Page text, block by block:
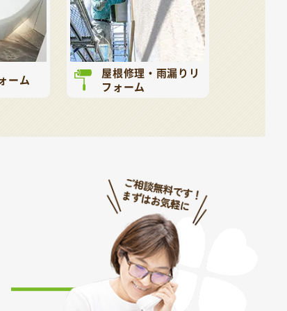
ーム
屋根修理・雨漏りリ
フォーム